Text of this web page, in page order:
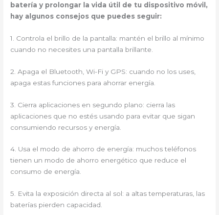
batería y prolongar la vida útil de tu dispositivo móvil,
hay algunos consejos que puedes seguir:
1. Controla el brillo de la pantalla: mantén el brillo al mínimo
cuando no necesites una pantalla brillante.
2. Apaga el Bluetooth, Wi-Fi y GPS: cuando no los uses,
apaga estas funciones para ahorrar energía.
3. Cierra aplicaciones en segundo plano: cierra las
aplicaciones que no estés usando para evitar que sigan
consumiendo recursos y energía.
4. Usa el modo de ahorro de energía: muchos teléfonos
tienen un modo de ahorro energético que reduce el
consumo de energía.
5. Evita la exposición directa al sol: a altas temperaturas, las
baterías pierden capacidad.